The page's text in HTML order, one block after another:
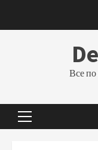
Все по
Основное